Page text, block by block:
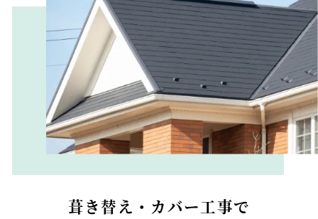
葺き替え・カバー工事で